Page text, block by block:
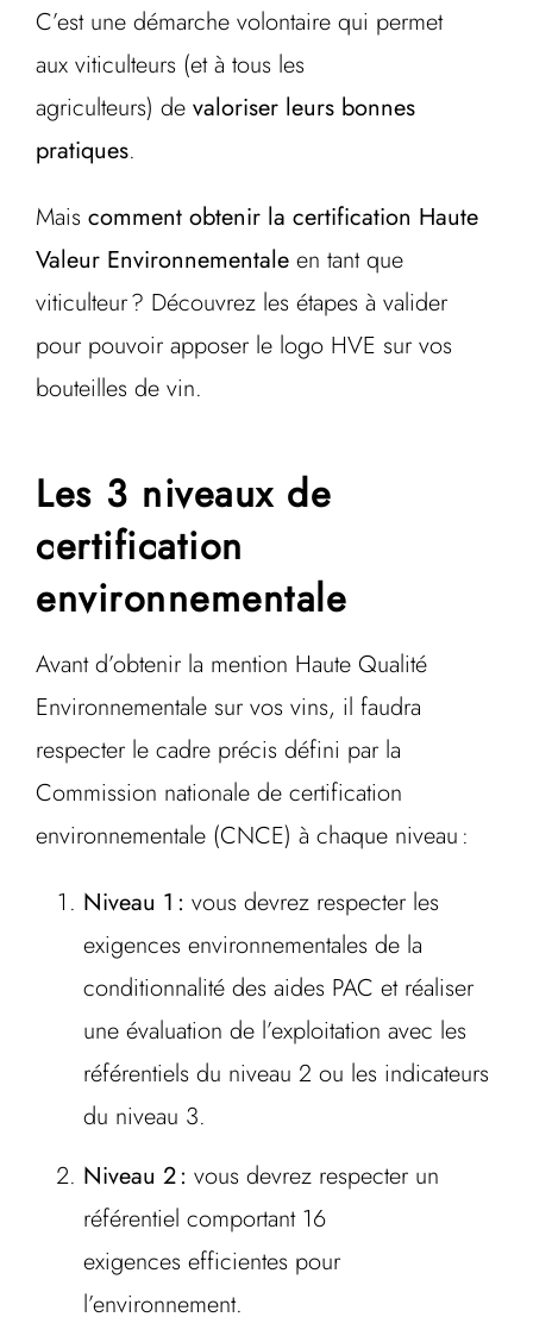
C’est une démarche volontaire qui permet
aux viticulteurs (et à tous les
agriculteurs) de valoriser leurs bonnes
pratiques.
Mais comment obtenir la certification Haute
Valeur Environnementale en tant que
viticulteur ? Découvrez les étapes à valider
pour pouvoir apposer le logo HVE sur vos
bouteilles de vin.
Les 3 niveaux de
certification
environnementale
Avant d’obtenir la mention Haute Qualité
Environnementale sur vos vins, il faudra
respecter le cadre précis défini par la
Commission nationale de certification
environnementale (CNCE) à chaque niveau :
Niveau 1 : vous devrez respecter les
exigences environnementales de la
conditionnalité des aides PAC et réaliser
une évaluation de l’exploitation avec les
référentiels du niveau 2 ou les indicateurs
du niveau 3.
Niveau 2 : vous devrez respecter un
référentiel comportant 16
exigences efficientes pour
l’environnement.